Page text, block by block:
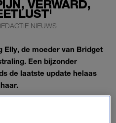
VERWARD,
NIEUWS
Elly, de moeder van Bridget
Een bijzonder
de laatste update helaas
Instagram Stories.